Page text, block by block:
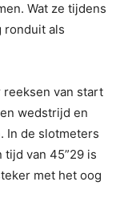
Wat ze tijdens
ronduit als
van start
wedstrijd en
In de slotmeters
tijd van 45”29 is
met het oog